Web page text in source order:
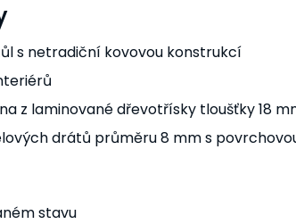
s netradiční kovovou konstrukcí
z laminované dřevotřísky tloušťky 18
drátů průměru 8 mm s
stavu